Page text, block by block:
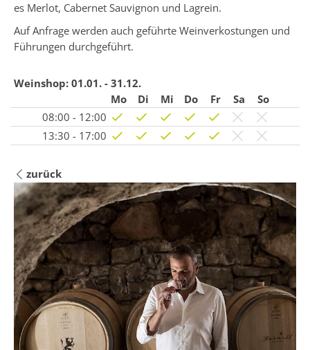
es Merlot, Cabernet Sauvignon und Lagrein.
Auf Anfrage werden auch geführte Weinverkostungen und
Führungen durchgeführt.
Weinshop: 01.01. - 31.12.
Mo
Di Mi Do Fr Sa
So
08:00 - 12:00
13:30 - 17:00
zurück